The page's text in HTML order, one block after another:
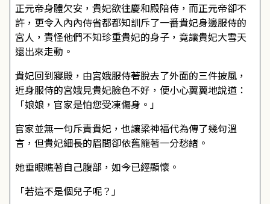
正元帝身體欠安，貴妃欲往慶和殿陪侍，而正元帝卻不
許，更令入內內侍省都都知訓斥了一番貴妃身邊服侍的
宮人，責怪他們不知珍重貴妃的身子，竟讓貴妃大雪天
還出來走動。
貴妃回到寢殿，由宮娥服侍著脫去了外面的三件披風，
近身服侍的宮娥見貴妃臉色不好，便小心翼翼地說道：
「娘娘，官家是怕您受凍傷身。」
官家並無一句斥責貴妃，也讓梁神福代為傳了幾句溫
言，但貴妃細長的眉間卻依舊籠著一分愁緒。
她垂眼瞧著自己腹部，如今已經顯懷。
「若這不是個兒子呢？」